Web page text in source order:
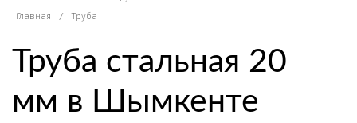
Главная
/ Труба
Труба стальная 20
мм в Шымкенте